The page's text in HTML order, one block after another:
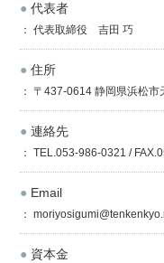
● 代表者
： 代表取締役 吉田 巧
● 住所
： 〒437-0614 静岡県浜松
● 連絡先
： TEL.053-986-0321 /
● Email
：
● 資本金